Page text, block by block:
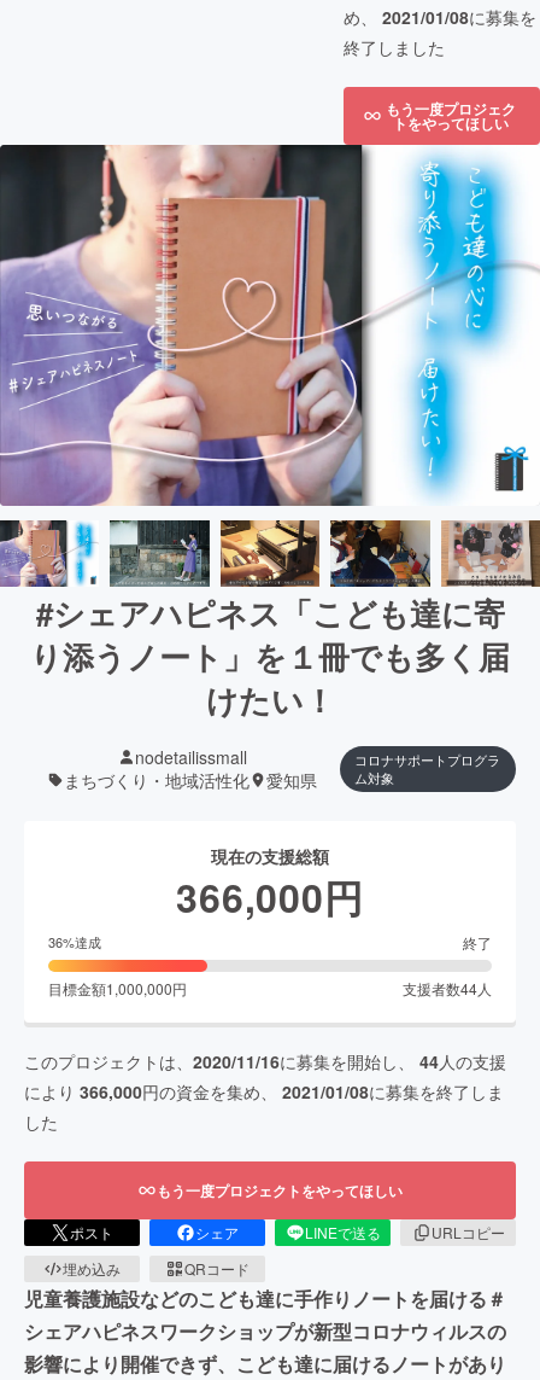
め、 2021/01/08に募集を
終了しました
もう一度プロジェク
トをやってほしい
#シェアハピネス「こども達に寄
り添うノート」を１冊でも多く届
けたい！
nodetailissmall
まちづくり・地域活性化
愛知県
コロナサポートプログラ
ム対象
現在の支援総額
366,000円
36%達成 終了
目標金額1,000,000円 支援者数44人
このプロジェクトは、 2020/11/16に募集を開始し、 44人の支援
により 366,000円の資金を集め、 2021/01/08に募集を終了しま
した
もう一度プロジェクトをやってほしい
ポスト シェア LINEで送る
URLコピー
埋め込み
QRコード
児童養護施設などのこども達に手作りノートを届ける＃
シェアハピネスワークショップが新型コロナウィルスの
影響により開催できず、こども達に届けるノートがあり